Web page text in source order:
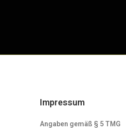
Impressum
Angaben gemäß § 5 TMG